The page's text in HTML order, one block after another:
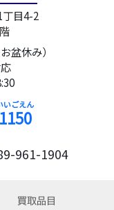
丁目4-2
盆休み）
961-1904
買取品目